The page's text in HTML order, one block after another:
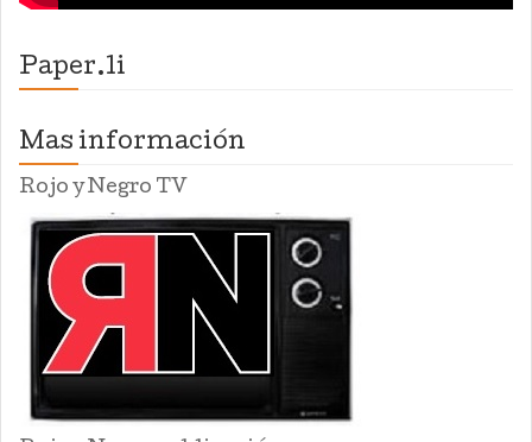
Paper.li
Mas información
Rojo y Negro TV